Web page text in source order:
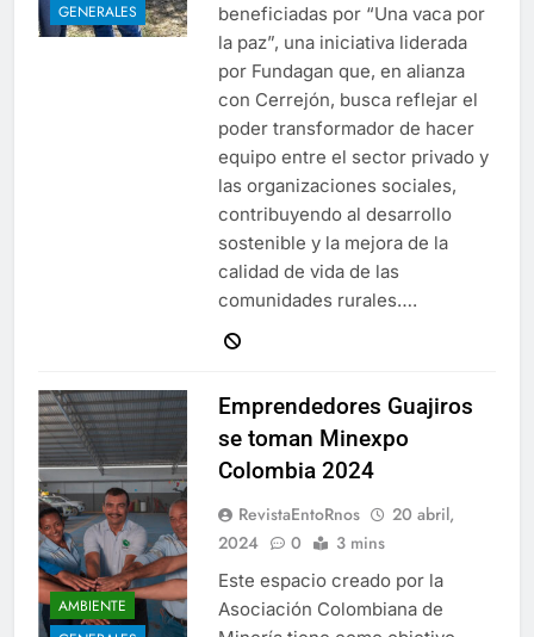
GENERALES
beneficiadas por “Una vaca por
la paz”, una iniciativa liderada
por Fundagan que, en alianza
con Cerrejón, busca reflejar el
poder transformador de hacer
equipo entre el sector privado y
las organizaciones sociales,
contribuyendo al desarrollo
sostenible y la mejora de la
calidad de vida de las
comunidades rurales….
AMBIENTE
Emprendedores Guajiros
se toman Minexpo
Colombia 2024
RevistaEntoRnos
20 abril,
2024
0 3 mins
Este espacio creado por la
Asociación Colombiana de